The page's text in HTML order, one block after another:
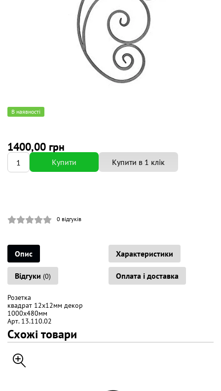
В наявності
1400,00 грн
Купити Купити в 1 клік
0 відгуків
Опис Характеристики
Відгуки (0) Оплата і доставка
Розетка
квадрат 12х12мм декор
1000х480мм
Арт. 13.110.02
Схожі товари